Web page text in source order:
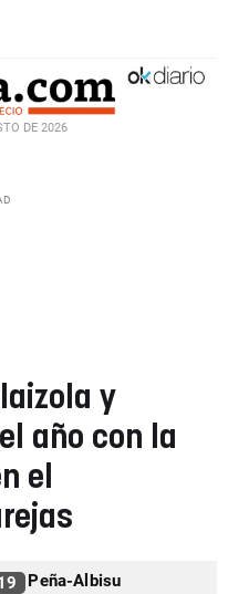
DE 2026
y
año con la
el
Peña-Albisu